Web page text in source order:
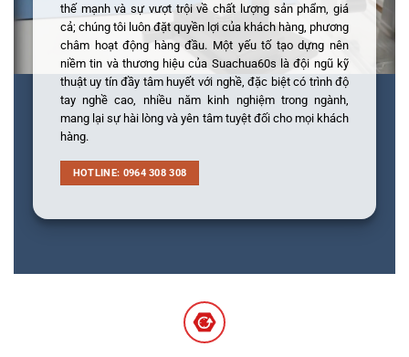
thế mạnh và sự vượt trội về chất lượng sản phẩm, giá
cả; chúng tôi luôn đặt quyền lợi của khách hàng, phương
châm hoạt động hàng đầu. Một yếu tố tạo dựng nên
niềm tin và thương hiệu của Suachua60s là đội ngũ kỹ
thuật uy tín đầy tâm huyết với nghề, đặc biệt có trình độ
tay nghề cao, nhiều năm kinh nghiệm trong ngành,
mang lại sự hài lòng và yên tâm tuyệt đối cho mọi khách
hàng.
HOTLINE: 0964 308 308